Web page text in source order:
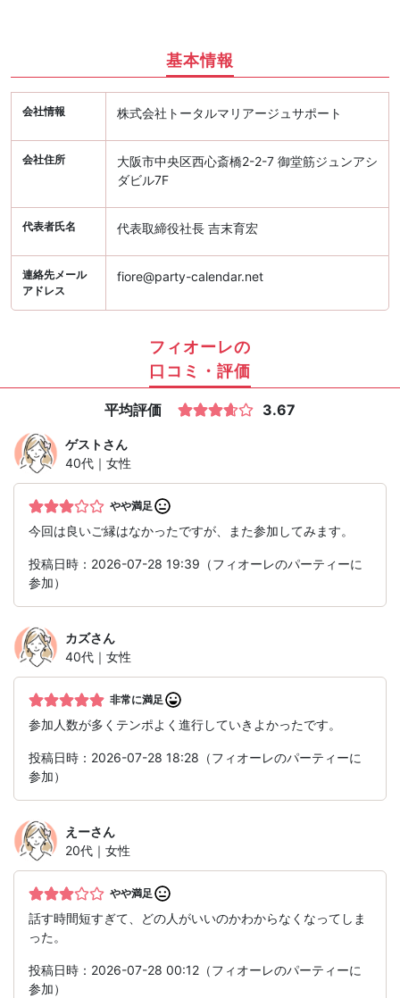
基本情報
会社情報 株式会社トータルマリアージュサポート
会社住所
大阪市中央区西心斎橋2-2-7 御堂筋ジュンアシ
ダビル7F
代表者氏名 代表取締役社長 吉末育宏
連絡先メール
アドレス
fiore@party-calendar.net
フィオーレの
口コミ・評価
平均評価 3.67
ゲストさん
40代｜女性
やや満足
今回は良いご縁はなかったですが、また参加してみます。
投稿日時：2026-07-28 19:39（フィオーレのパーティーに
参加）
カズさん
40代｜女性
非常に満足
参加人数が多くテンポよく進行していきよかったです。
投稿日時：2026-07-28 18:28（フィオーレのパーティーに
参加）
えーさん
20代｜女性
やや満足
話す時間短すぎて、どの人がいいのかわからなくなってしま
った。
投稿日時：2026-07-28 00:12（フィオーレのパーティーに
参加）